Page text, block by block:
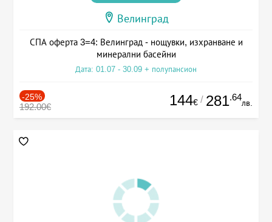
Велинград
СПА оферта 3=4: Велинград - нощувки, изхранване и
минерални басейни
Дата: 01.07 - 30.09 + полупансион
-25%
192.00€ 144€ / 281.64
лв.